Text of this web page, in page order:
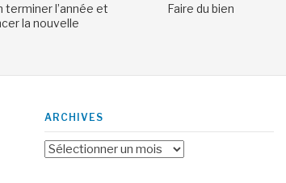
terminer l’année et
la nouvelle
Faire du bien
ARCHIVES
Archives